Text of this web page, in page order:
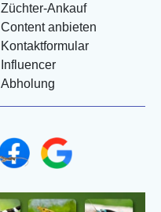
Züchter-Ankauf
Content anbieten
Kontaktformular
Influencer
Abholung